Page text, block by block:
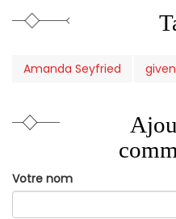
Amanda Seyfried
Votre nom